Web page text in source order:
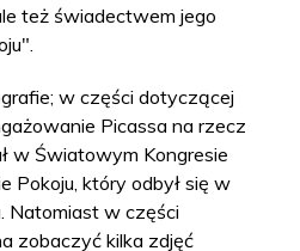
też świadectwem jego
w części dotyczącej
Picassa na rzecz
w Światowym Kongresie
Pokoju, który odbył się w
Natomiast w części
zobaczyć kilka zdjęć